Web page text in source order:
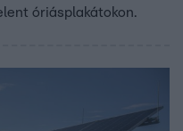
óriásplakátokon.